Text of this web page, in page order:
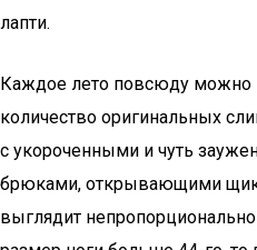
лапти.
Каждое лето повсюду можно
количество оригинальных
с укороченными и чуть
брюками, открывающими
выглядит